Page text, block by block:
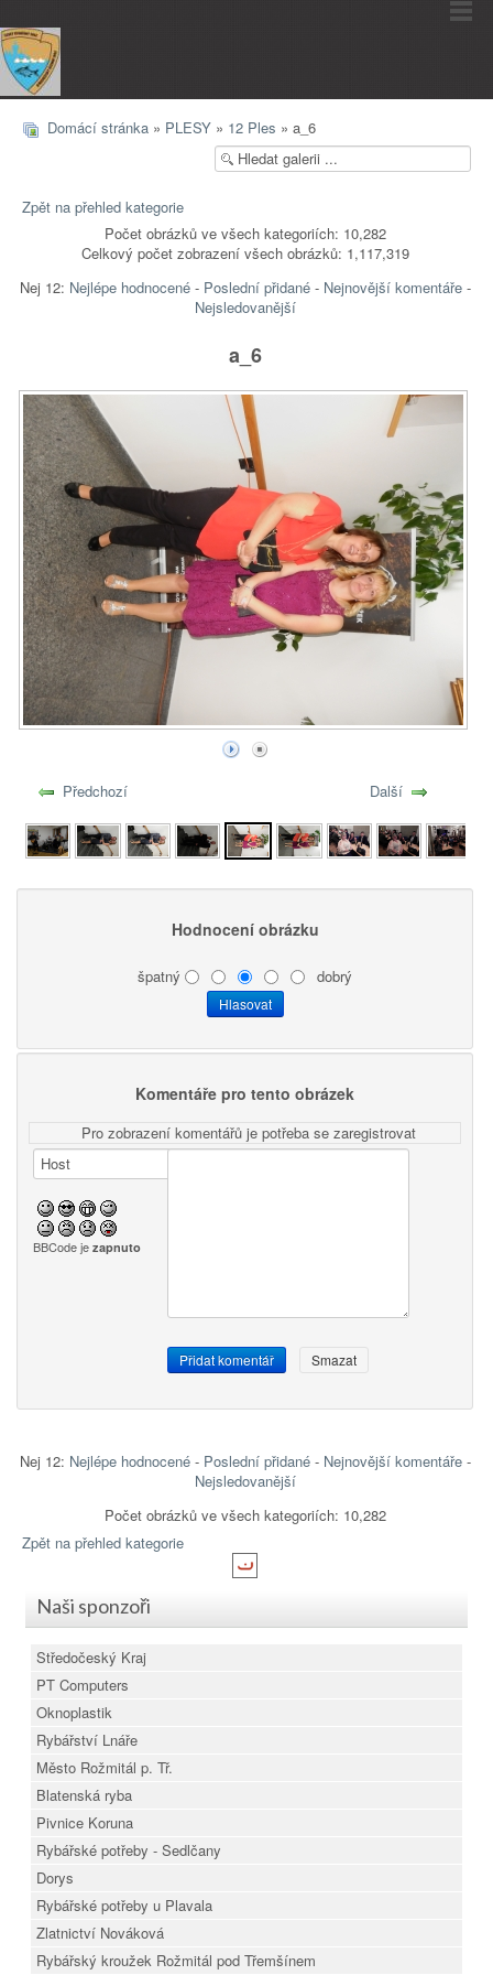
Domácí stránka » PLESY » 12 Ples » a_6
Zpět na přehled kategorie
Počet obrázků ve všech kategoriích: 10,282
Celkový počet zobrazení všech obrázků: 1,117,319
Nej 12: Nejlépe hodnocené- Poslední přidané- Nejnovější komentáře-
Nejsledovanější
a_6
Předchozí Další
Hodnocení obrázku
špatný dobrý
Komentáře pro tento obrázek
Pro zobrazení komentářů je potřeba se zaregistrovat
BBCode je zapnuto
Nej 12: Nejlépe hodnocené- Poslední přidané- Nejnovější komentáře-
Nejsledovanější
Počet obrázků ve všech kategoriích: 10,282
Zpět na přehled kategorie
Naši sponzoři
Středočeský Kraj
PT Computers
Oknoplastik
Rybářství Lnáře
Město Rožmitál p. Tř.
Blatenská ryba
Pivnice Koruna
Rybářské potřeby - Sedlčany
Dorys
Rybářské potřeby u Plavala
Zlatnictví Nováková
Rybářský kroužek Rožmitál pod Třemšínem